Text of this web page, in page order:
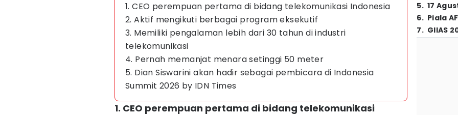
1. CEO perempuan pertama di bidang telekomunikasi Indonesia
2. Aktif mengikuti berbagai program eksekutif
3. Memiliki pengalaman lebih dari 30 tahun di industri
telekomunikasi
4. Pernah memanjat menara setinggi 50 meter
5. Dian Siswarini akan hadir sebagai pembicara di Indonesia
Summit 2026 by IDN Times
1. CEO perempuan pertama di bidang telekomunikasi
5. 17
6. Piala
7. GIIAS